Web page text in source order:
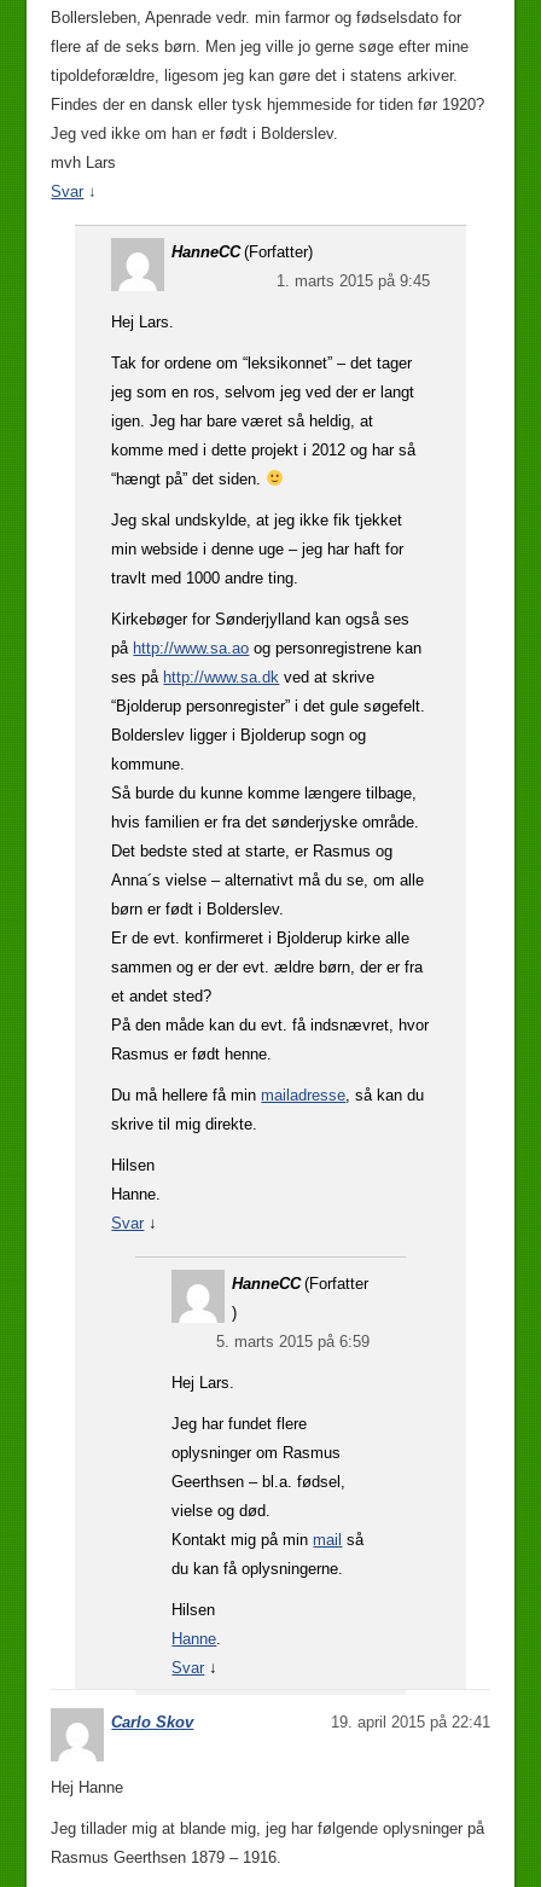
Bollersleben, Apenrade vedr. min farmor og fødselsdato for
flere af de seks børn. Men jeg ville jo gerne søge efter mine
tipoldeforældre, ligesom jeg kan gøre det i statens arkiver.
Findes der en dansk eller tysk hjemmeside for tiden før 1920?
Jeg ved ikke om han er født i Bolderslev.
mvh Lars
Svar ↓
HanneCC (Forfatter)
1. marts 2015 på 9:45
Hej Lars.
Tak for ordene om “leksikonnet” – det tager
jeg som en ros, selvom jeg ved der er langt
igen. Jeg har bare været så heldig, at
komme med i dette projekt i 2012 og har så
“hængt på” det siden.
Jeg skal undskylde, at jeg ikke fik tjekket
min webside i denne uge – jeg har haft for
travlt med 1000 andre ting.
Kirkebøger for Sønderjylland kan også ses
på http://www.sa.ao og personregistrene kan
ses på http://www.sa.dk ved at skrive
“Bjolderup personregister” i det gule søgefelt.
Bolderslev ligger i Bjolderup sogn og
kommune.
Så burde du kunne komme længere tilbage,
hvis familien er fra det sønderjyske område.
Det bedste sted at starte, er Rasmus og
Anna´s vielse – alternativt må du se, om alle
børn er født i Bolderslev.
Er de evt. konfirmeret i Bjolderup kirke alle
sammen og er der evt. ældre børn, der er fra
et andet sted?
På den måde kan du evt. få indsnævret, hvor
Rasmus er født henne.
Du må hellere få minmailadresse , så kan du
skrive til mig direkte.
Hilsen
Hanne.
Svar ↓
HanneCC (Forfatter
)
5. marts 2015 på 6:59
Hej Lars.
Jeg har fundet flere
oplysninger om Rasmus
Geerthsen – bl.a. fødsel,
vielse og død.
Kontakt mig på minmail så
du kan få oplysningerne.
Hilsen
Hanne
Svar ↓
Carlo Skov 19. april 2015 på 22:41
Hej Hanne
Jeg tillader mig at blande mig, jeg har følgende oplysninger på
Rasmus Geerthsen 1879 – 1916.